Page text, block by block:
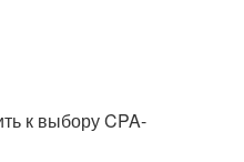
к выбору CPA-